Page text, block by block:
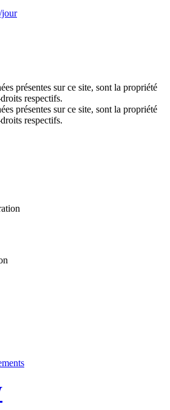
jour
présentes sur ce site, sont la propriété
respectifs.
présentes sur ce site, sont la propriété
respectifs.